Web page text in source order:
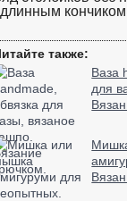
также:
Ваза
для